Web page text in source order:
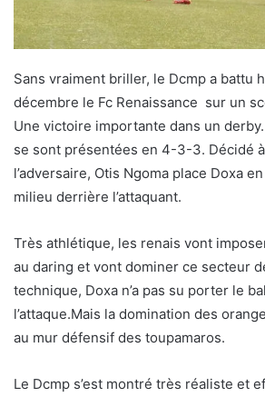
Sans vraiment briller, le Dcmp a battu
décembre le Fc Renaissance sur un
Une victoire importante dans un
se sont présentées en 4-3-3. Décidé
l’adversaire, Otis Ngoma place Doxa
milieu derrière l’attaquant.
Très athlétique, les renais vont
au daring et vont dominer ce secteur
technique, Doxa n’a pas su porter le
l’attaque.Mais la domination des
au mur défensif des toupamaros.
Le Dcmp s’est montré très réaliste et